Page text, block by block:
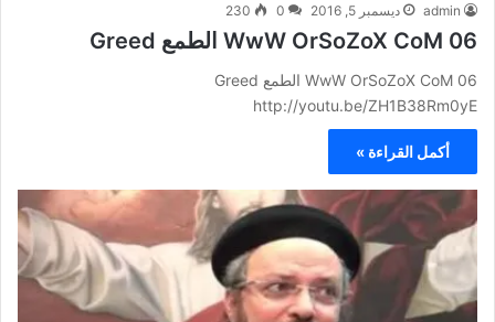
admin ديسمبر 5, 2016 0
230
WwW OrSoZoX CoM 06 الطمع Greed
WwW OrSoZoX CoM 06 الطمع Greed
http://youtu.be/ZH1B38Rm0yE
أكمل القراءة »